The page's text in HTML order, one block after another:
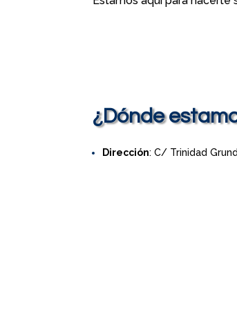
¿Dónde
Dirección: C/ Trinidad